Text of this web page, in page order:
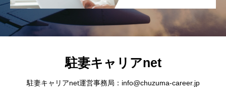
駐妻キャリアnet
駐妻キャリアnet運営事務局：info@chuzuma-career.jp